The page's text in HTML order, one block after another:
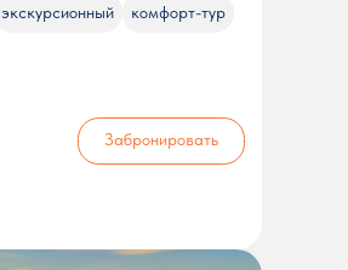
экскурсионный комфорт-тур
Забронировать